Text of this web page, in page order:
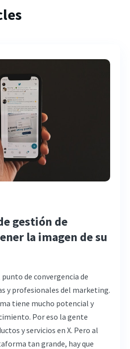
gestión de
la imagen de su
de convergencia de
y profesionales del marketing.
tiene mucho potencial y
Por eso la gente
y servicios en X. Pero al
tan grande, hay que